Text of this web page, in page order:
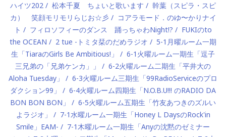
ハイツ202
松本千夏 ちょいと歌います
幹葉（スピラ・スピ
カ） 笑顔モリモリらじお☆彡
コアラモード．のゆ〜かりナイ
ト
フィロソフィーのダンス 踊っちゃわNight!?
FUKIのto
the OCEAN
2 tue -トミタ栞のだめラジオ
5-1月曜ルーム一期
生「TiaraのGirls Be Ambitious!」
6-1火曜ルーム一期生「逗子
三兄弟の「兄弟ケンカ」」
6-2火曜ルーム二期生「平井大の
Aloha Tuesday」
6-3火曜ルーム三期生「99RadioServiceのプロ
ダクション99」
6-4火曜ルーム四期生「N.O.B.U!!! のRADIO DA
BON BON BON」
6-5火曜ルーム五期生「竹友あつきのズルい
よラジオ」
7-1水曜ルーム一期生「Honey L DaysのRock'in
Smile」EAM-
7-1木曜ルーム一期生「Anyの沈黙のゼミナー